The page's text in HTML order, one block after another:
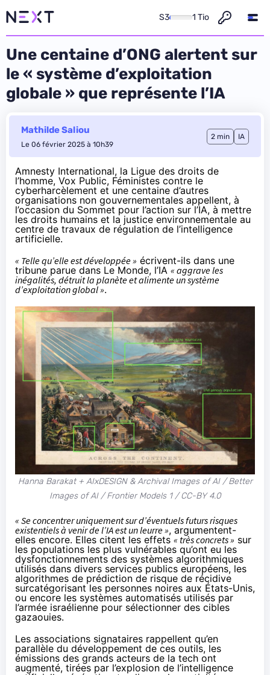
S3 1 Tio
Une centaine d’ONG alertent sur
le « système d’exploitation
globale » que représente l’IA
Mathilde Saliou
Le 06 février 2025 à 10h39
2 min IA
Amnesty International, la Ligue des droits de
l’homme, Vox Public, Féministes contre le
cyberharcèlement et une centaine d’autres
organisations non gouvernementales appellent, à
l’occasion du Sommet pour l’action sur l’IA, à mettre
les droits humains et la justice environnementale au
centre de travaux de régulation de l’intelligence
artificielle.
« Telle qu’elle est développée » écrivent-ils dans une
tribune parue dans Le Monde, l’IA « aggrave les
inégalités, détruit la planète et alimente un système
d’exploitation global ».
Hanna Barakat + AIxDESIGN & Archival Images of AI / Better
Images of AI / Frontier Models 1 / CC-BY 4.0
« Se concentrer uniquement sur d’éventuels futurs risques
existentiels à venir de l’IA est un leurre », argumentent-
elles encore. Elles citent les effets « très concrets » sur
les populations les plus vulnérables qu’ont eu les
dysfonctionnements des systèmes algorithmiques
utilisés dans divers services publics européens, les
algorithmes de prédiction de risque de récidive
surcatégorisantles personnes noires aux États-Unis,
ou encore les systèmes automatisés utilisés par
l’armée israélienne pour sélectionner des cibles
gazaouies.
Les associations signataires rappellent qu’en
parallèle du développement de ces outils, les
émissions des grands acteurs de la tech ont
augmenté, tirées par l’explosion de l’intelligence